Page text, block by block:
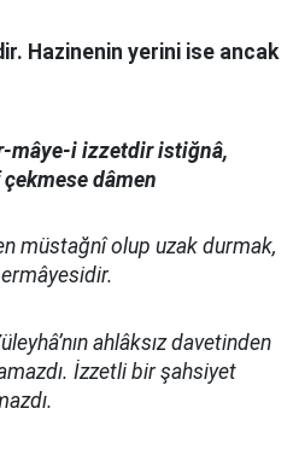
Hazinenin yerini ise ancak
mâye-i izzetdir istiğnâ,
dâmen
müstağnî olup uzak durmak,
ahlâksız davetinden
İzzetli bir şahsiyet